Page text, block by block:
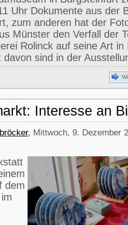
Uhr Dokumente aus der
zum anderen hat der
Münster den Verfall der
Rolinck auf seine Art
sind in der
Interesse an
, Mittwoch, 9. Dezember
dem